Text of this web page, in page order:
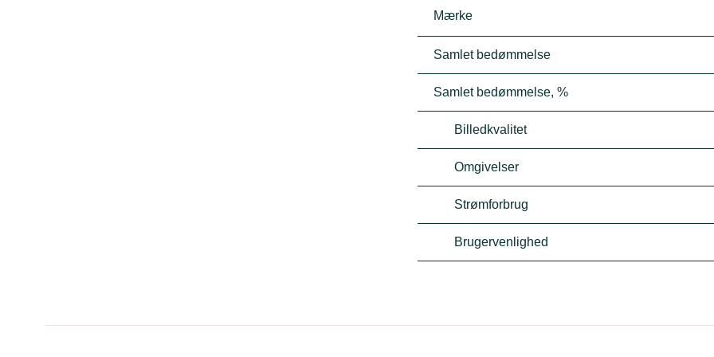
Mærke
Samlet bedømmelse
Samlet bedømmelse, %
Billedkvalitet
Omgivelser
Strømforbrug
Brugervenlighed